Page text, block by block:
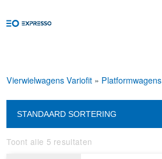
Vierwielwagens Variofit » Platformwagens
Toont alle 5 resultaten